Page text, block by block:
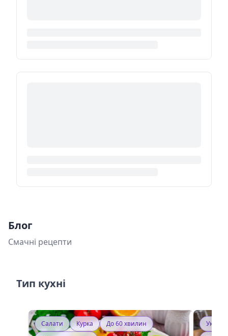
Блог
Смачні рецепти
Тип кухні
Салати Курка
До 60 хвилин